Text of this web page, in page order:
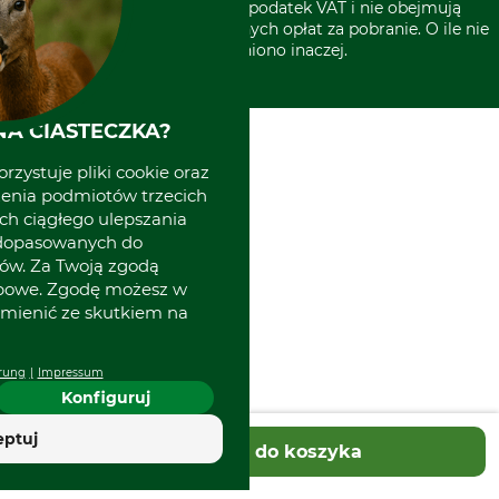
Dodaj do koszyka
* Wszystkie ceny zawierają podatek VAT i nie obejmują
kosztów wysyłki lub ewentualnych opłat za pobranie. O ile nie
wyszczególniono inaczej.
CIASTECZKA?
pliki cookie oraz
podmiotów trzecich
ciągłego ulepszania
do
Za Twoją zgodą
Zgodę możesz w
ze skutkiem na
Impressum
Konfiguruj